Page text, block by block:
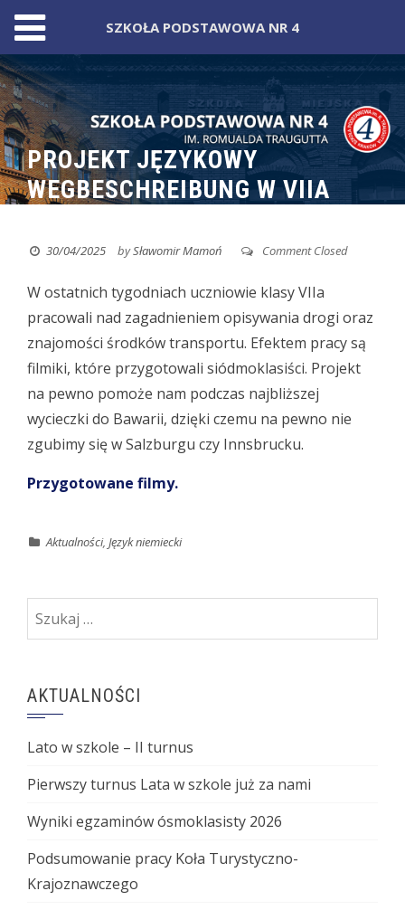
Skip
to
content
PROJEKT JĘZYKOWY
WEGBESCHREIBUNG W VIIA
30/04/2025 bySławomir Mamoń Comment Closed
W ostatnich tygodniach uczniowie klasy VIIa
pracowali nad zagadnieniem opisywania drogi oraz
znajomości środków transportu. Efektem pracy są
filmiki, które przygotowali siódmoklasiści. Projekt
na pewno pomoże nam podczas najbliższej
wycieczki do Bawarii, dzięki czemu na pewno nie
zgubimy się w Salzburgu czy Innsbrucku.
Przygotowane filmy.
Aktualności,Język niemiecki
Szukaj:
AKTUALNOŚCI
Lato w szkole – II turnus
Pierwszy turnus Lata w szkole już za nami
Wyniki egzaminów ósmoklasisty 2026
Podsumowanie pracy Koła Turystyczno-
Krajoznawczego
SZKOŁA PODSTAWOWA NR 4